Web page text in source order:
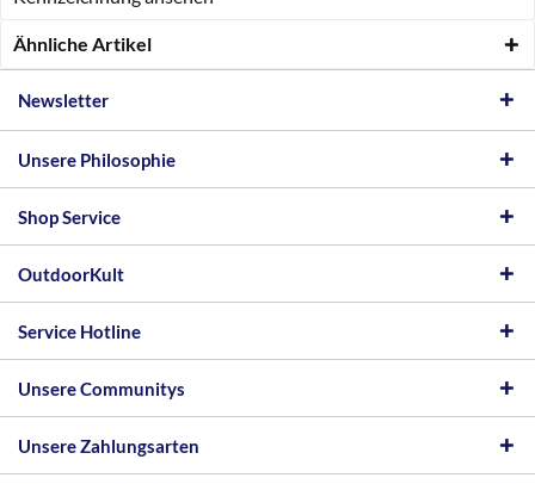
Ähnliche Artikel
Newsletter
Unsere Philosophie
Shop Service
OutdoorKult
Service Hotline
Unsere Communitys
Unsere Zahlungsarten